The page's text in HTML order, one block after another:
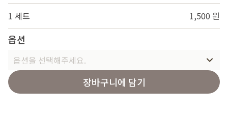
1 세트
1,500 원
옵션
옵션을 선택해주세요.
장바구니에 담기